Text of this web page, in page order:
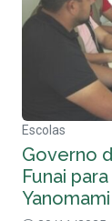
Escolas
Governo
Funai
Yanomami